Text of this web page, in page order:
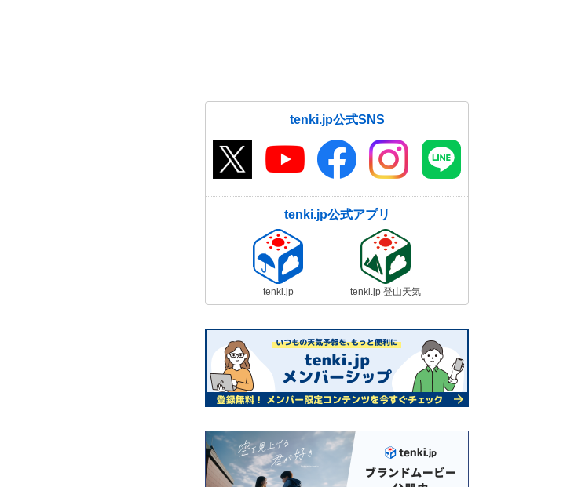
tenki.jp公式SNS
tenki.jp公式アプリ
tenki.jp tenki.jp 登山天気